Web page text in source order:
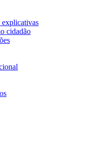
explicativas
cidadão